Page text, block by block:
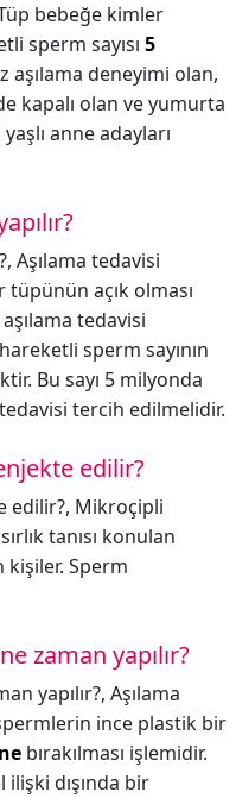
Tüp bebeğe kimler
sperm sayısı 5
aşılama deneyimi olan,
kapalı olan ve yumurta
anne adayları
Aşılama tedavisi
tüpünün açık olması
tedavisi
sperm sayının
Bu sayı 5 milyonda
tercih edilmelidir.
edilir?
edilir?, Mikroçipli
tanısı konulan
kişiler. Sperm
zaman yapılır?
yapılır?, Aşılama
ince plastik bir
bırakılması işlemidir.
ilişki dışında bir